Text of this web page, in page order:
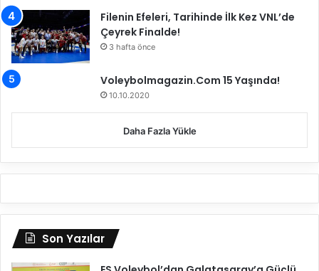
n
u
Z
i
y
a
e
E
t
t
Filenin Efeleri, Tarihinde İlk Kez VNL’de
Çeyrek Finalde!
3 hafta önce
Voleybolmagazin.Com 15 Yaşında!
10.10.2020
Daha Fazla Yükle
Son Yazılar